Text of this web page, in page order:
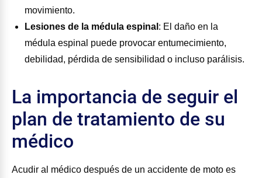
movimiento.
Lesiones de la médula espinal : El daño en la
médula espinal puede provocar entumecimiento,
debilidad, pérdida de sensibilidad o incluso parálisis.
La importancia de seguir el
plan de tratamiento de su
médico
Acudir al médico después de un accidente de moto es